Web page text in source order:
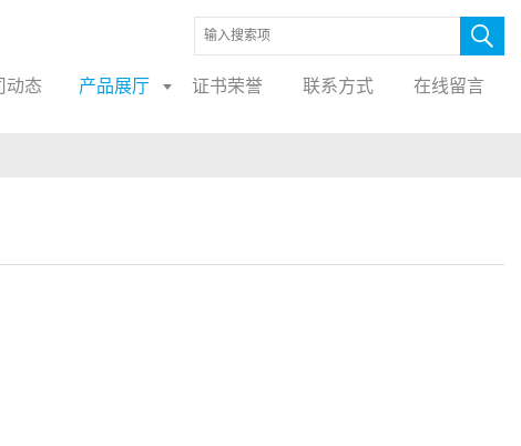
动态 产品展厅 证书荣誉 联系方式 在线留言